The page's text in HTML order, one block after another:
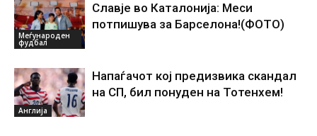
Меѓународен
фудбал
Славје во Каталонија: Меси
потпишува за Барселона!(ФОТО)
Англија
Напаѓачот кој предизвика скандал
на СП, бил понуден на Тотенхем!